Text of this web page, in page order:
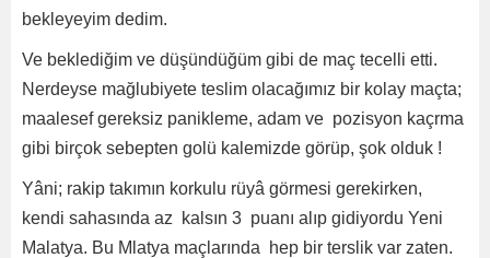
bekleyeyim dedim.
Ve beklediğim ve düşündüğüm gibi de maç tecelli etti.
Nerdeyse mağlubiyete teslim olacağımız bir kolay maçta;
maalesef gereksiz panikleme, adam ve pozisyon kaçrma
gibi birçok sebepten golü kalemizde görüp, şok olduk !
Yâni; rakip takımın korkulu rüyâ görmesi gerekirken,
kendi sahasında az kalsın 3 puanı alıp gidiyordu Yeni
Malatya. Bu Mlatya maçlarında hep bir terslik var zaten.